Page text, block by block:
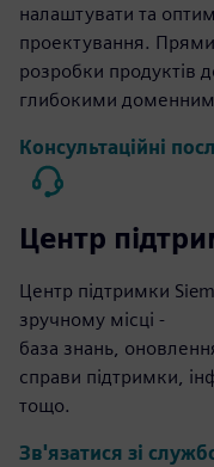
налаштувати та
проектування.
розробки продуктів
глибокими
Консультаційні
Центр
Центр підтримки
зручному місці -
база знань,
справи підтримки,
тощо.
Зв'язатися зі